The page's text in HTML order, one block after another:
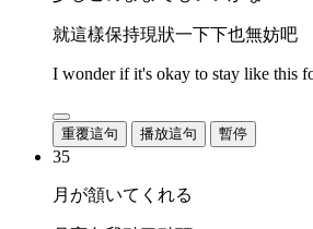
就這樣保持現狀一下下也無妨吧
I wonder if it's okay to stay like this
重覆這句 播放這句 暫停
35
月が頷いてくれる